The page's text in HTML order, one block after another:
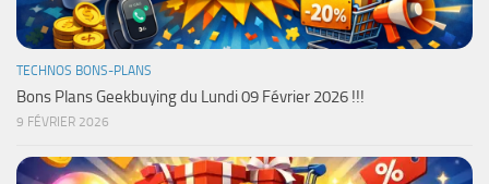
TECHNOS BONS-PLANS
Bons Plans Geekbuying du Lundi 09 Février 2026 !!!
9 FÉVRIER 2026